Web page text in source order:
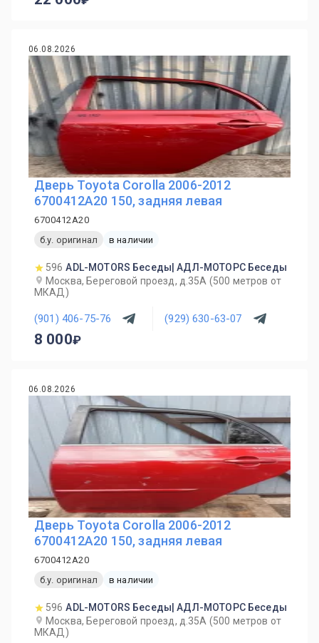
06.08.2026
Дверь Toyota Corolla 2006-2012
6700412A20 150, задняя левая
6700412A20
б.у. оригинал
в наличии
596 ADL-MOTORS Беседы| АДЛ-МОТОРС Беседы
Москва, Береговой проезд, д.35А (500 метров от
МКАД)
(901) 406-75-76 (929) 630-63-07
8 000
06.08.2026
Дверь Toyota Corolla 2006-2012
6700412A20 150, задняя левая
6700412A20
б.у. оригинал
в наличии
596 ADL-MOTORS Беседы| АДЛ-МОТОРС Беседы
Москва, Береговой проезд, д.35А (500 метров от
МКАД)